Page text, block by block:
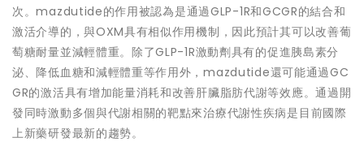
次。mazdutide的作用被認為是通過GLP-1R和GCGR的結合和
激活介導的，與OXM具有相似作用機制，因此預計其可以改善葡
萄糖耐量並減輕體重。除了GLP-1R激動劑具有的促進胰島素分
泌、降低血糖和減輕體重等作用外，mazdutide還可能通過GC
GR的激活具有增加能量消耗和改善肝臟脂肪代謝等效應。通過開
發同時激動多個與代謝相關的靶點來治療代謝性疾病是目前國際
上新藥研發最新的趨勢。